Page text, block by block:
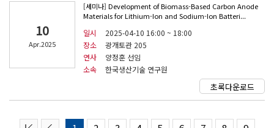
10
Apr.2025
[세미나] Development of Biomass-Based Carbon Anode
Materials for Lithium-Ion and Sodium-Ion Batteri...
일시
2025-04-10 16:00 ~ 18:00
장소
광개토관 205
연사
양정훈 선임
소속
한국생산기술 연구원
초록다운로드